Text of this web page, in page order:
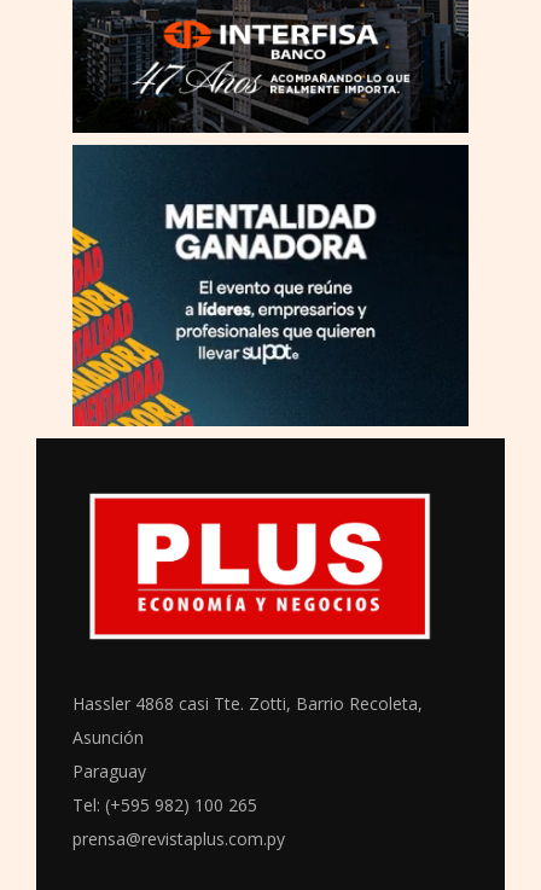
Hassler 4868 casi Tte. Zotti, Barrio Recoleta,
Asunción
Paraguay
Tel: (+595 982) 100 265
prensa@revistaplus.com.py